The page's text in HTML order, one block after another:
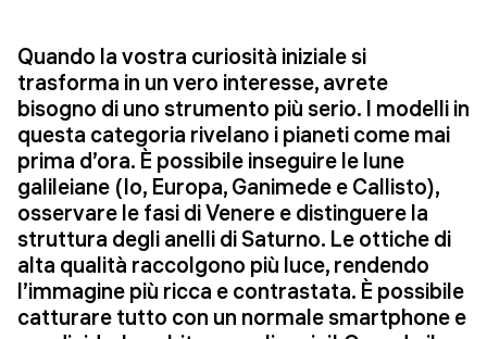
Quando la vostra curiosità iniziale si
trasforma in un vero interesse, avrete
bisogno di uno strumento più serio. I modelli in
questa categoria rivelano i pianeti come mai
prima d’ora. È possibile inseguire le lune
galileiane (Io, Europa, Ganimede e Callisto),
osservare le fasi di Venere e distinguere la
struttura degli anelli di Saturno. Le ottiche di
alta qualità raccolgono più luce, rendendo
l’immagine più ricca e contrastata. È possibile
catturare tutto con un normale smartphone e